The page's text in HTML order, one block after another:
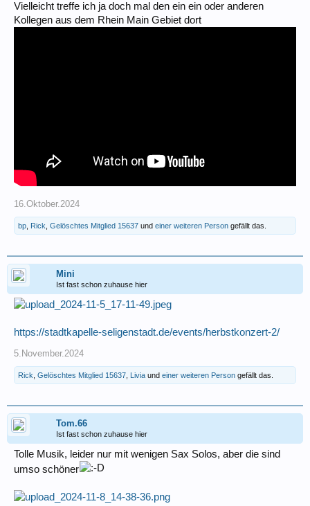
Vielleicht treffe ich ja doch mal den ein ein oder anderen
Kollegen aus dem Rhein Main Gebiet dort
16.Oktober.2024
bp Rick Gelöschtes Mitglied 15637 und einer weiteren Person gefällt das.
Mini
Ist fast schon zuhause hier
https://stadtkapelle-seligenstadt.de/events/herbstkonzert-2/
5.November.2024
Rick Gelöschtes Mitglied 15637 Livia und einer weiteren Person gefällt das.
Tom.66
Ist fast schon zuhause hier
Tolle Musik, leider nur mit wenigen Sax Solos, aber die sind
umso schöner